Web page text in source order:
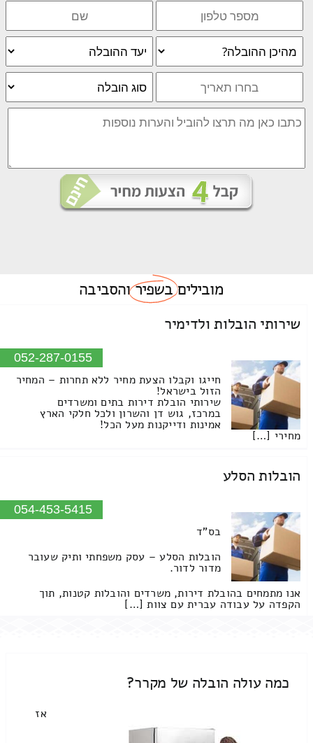
מוביליםבשפירוהסביבה
שירותי הובלות ולדימיר
052-287-0155
חייגו וקבלו הצעת מחיר ללא תחרות – המחיר
הזול בישראל!
שירותי הובלת דירות בתים ומשרדים
במרכז, גוש דן והשרון ולכל חלקי הארץ
אמינות ודייקנות מעל הכל!
מחירי […]
הובלות הסלע
054-453-5415
בס"ד
הובלות הסלע – עסק משפחתי ותיק שעובר
מדור לדור.
אנו מתמחים בהובלת דירות, משרדים והובלות קטנות, תוך
הקפדה על עבודה עברית עם צוות […]
כמה עולה הובלה של מקרר?
אז